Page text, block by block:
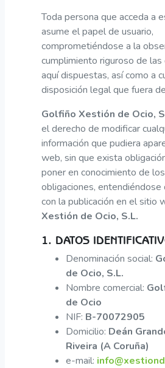
Toda persona que acceda a
asume el papel de usuario,
comprometiéndose a la
cumplimiento riguroso de las
aquí dispuestas, así como a
disposición legal que fuera
Golfiño Xestión de Ocio,
el derecho de modificar
información que pudiera
web, sin que exista
poner en conocimiento de
obligaciones,
con la publicación en el sitio
Xestión de Ocio, S.L.
1. DATOS
Denominación social:
de Ocio, S.L.
Nombre comercial:
de Ocio
NIF: B-70072905
Domicilio: Deán
Riveira (A Coruña)
e-mail: